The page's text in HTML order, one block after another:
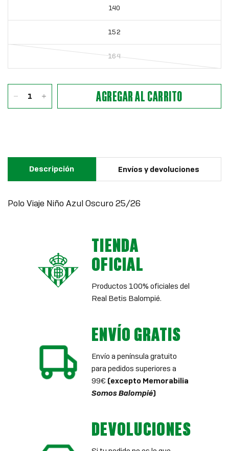
140
152
164
AGREGAR AL CARRITO
Descripción Envíos y devoluciones
Polo Viaje Niño Azul Oscuro 25/26
TIENDA
OFICIAL
Productos 100% oficiales del
Real Betis Balompié.
ENVÍO GRATIS
Envío a península gratuito
para pedidos superiores a
99€ (excepto Memorabilia
Somos Balompié)
DEVOLUCIONES